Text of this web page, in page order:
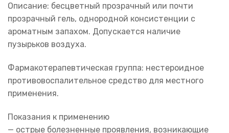
Описание: бесцветный прозрачный или почти
прозрачный гель, однородной консистенции с
ароматным запахом. Допускается наличие
пузырьков воздуха.
Фармакотерапевтическая группа: нестероидное
противовоспалительное средство для местного
применения.
Показания к применению
— острые болезненные проявления, возникающие